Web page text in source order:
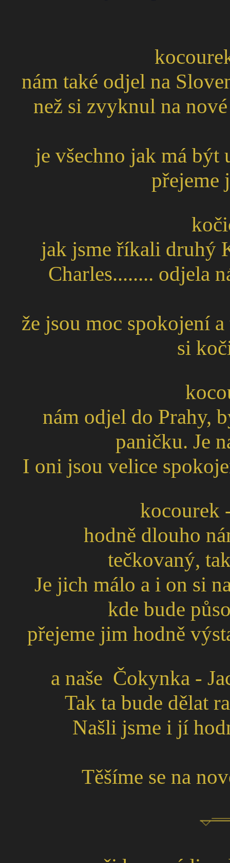
nám také odjel na
než si zvyknul na
je všechno jak má
přejeme
jak jsme říkali druhý
Charles........ odjela
že jsou moc spokojení
si
nám odjel do Prahy,
paničku. Je
I oni jsou velice
kocourek
hodně dlouho
tečkovaný,
Je jich málo a i on si
kde bude
přejeme jim hodně
a naše Čokynka -
Tak ta bude dělat
Našli jsme i jí
Těšíme se na